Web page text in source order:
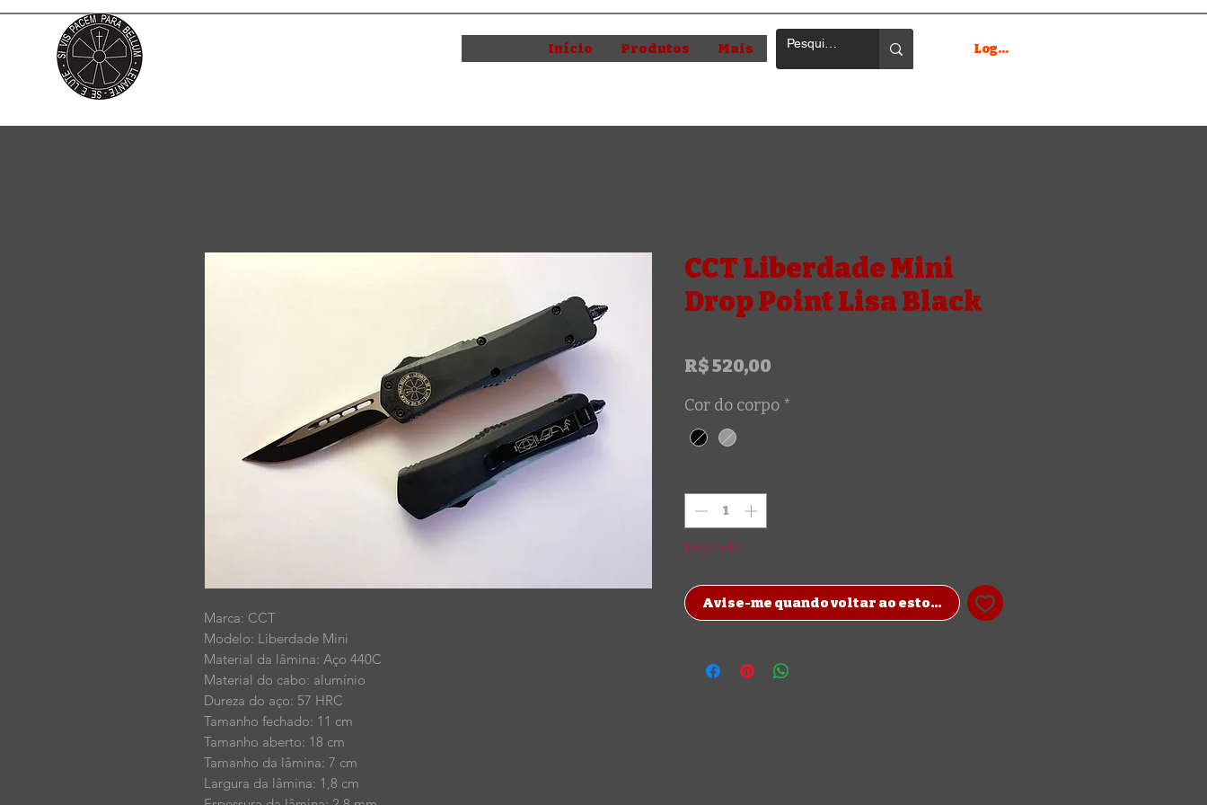
Início Produtos Mais Login
Marca: CCT
Modelo: Liberdade Mini
Material da lâmina: Aço 440C
Material do cabo: alumínio
Dureza do aço: 57 HRC
Tamanho fechado: 11 cm
Tamanho aberto: 18 cm
Tamanho da lâmina: 7 cm
Largura da lâmina: 1,8 cm
CCT Liberdade Mini
Drop Point Lisa Black
R$ 520,00
Cor do corpo *
Esgotado
Avise-me quando voltar ao estoque